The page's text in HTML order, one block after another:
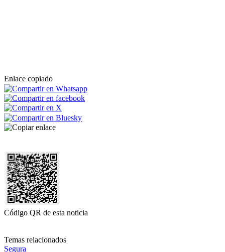
Enlace copiado
Código QR de esta noticia
Temas relacionados
Segura